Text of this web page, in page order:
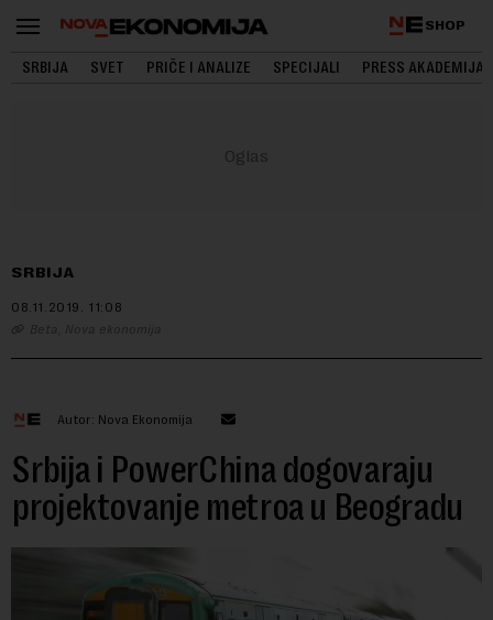
SHOP
SRBIJA SVET PRIČE I ANALIZE SPECIJALI PRESS AKADEMIJA
SRBIJA
08.11.2019. 11:08
Beta, Nova ekonomija
Autor: Nova Ekonomija
Srbija i PowerChina dogovaraju
projektovanje metroa u Beogradu